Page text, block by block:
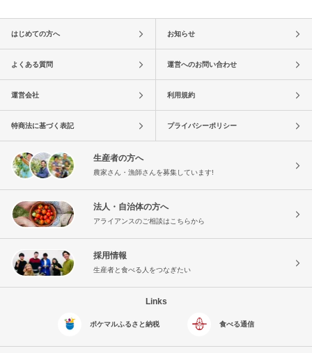
はじめての方へ お知らせ
よくある質問 運営へのお問い合わせ
運営会社 利用規約
特商法に基づく表記 プライバシーポリシー
生産者の方へ
農家さん・漁師さんを募集しています!
法人・自治体の方へ
アライアンスのご相談はこちらから
採用情報
生産者と食べる人をつなぎたい
Links
ポケマルふるさと納税 食べる通信